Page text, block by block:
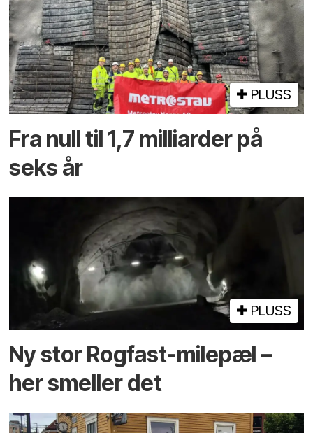
PLUSS
Fra null til 1,7 milliarder på
seks år
PLUSS
Ny stor Rogfast-milepæl –
her smeller det